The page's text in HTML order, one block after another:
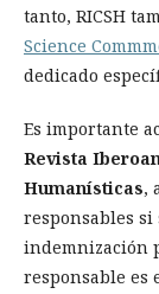
tanto, RICSH
Science
dedicado
Es importante
Revista
Humanísticas,
responsables si
indemnización
responsable es